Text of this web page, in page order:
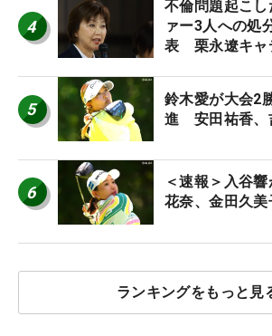
4
不倫問題起こ
ァー3人への処
表 栗永遼キャ
5
鈴木愛が大会2
進 安田祐香、
6
＜速報＞入谷
花奈、金田久
ランキングをもっと見